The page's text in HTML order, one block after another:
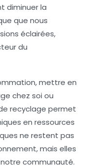
diminuer la
que nous
éclairées,
du
mettre en
chez soi ou
recyclage permet
en ressources
ne restent pas
mais elles
communauté.